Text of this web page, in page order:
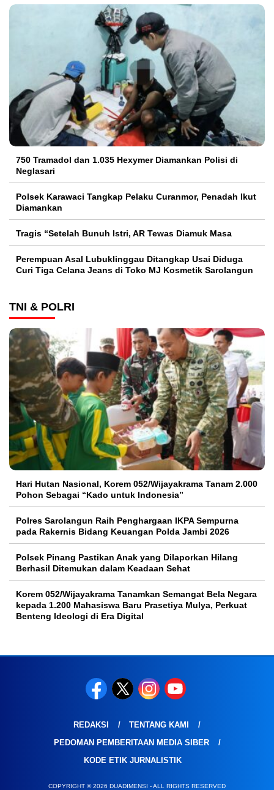
750 Tramadol dan 1.035 Hexymer Diamankan Polisi di
Neglasari
Polsek Karawaci Tangkap Pelaku Curanmor, Penadah Ikut
Diamankan
Tragis “Setelah Bunuh Istri, AR Tewas Diamuk Masa
Perempuan Asal Lubuklinggau Ditangkap Usai Diduga
Curi Tiga Celana Jeans di Toko MJ Kosmetik Sarolangun
TNI & POLRI
Hari Hutan Nasional, Korem 052/Wijayakrama Tanam 2.000
Pohon Sebagai “Kado untuk Indonesia”
Polres Sarolangun Raih Penghargaan IKPA Sempurna
pada Rakernis Bidang Keuangan Polda Jambi 2026
Polsek Pinang Pastikan Anak yang Dilaporkan Hilang
Berhasil Ditemukan dalam Keadaan Sehat
Korem 052/Wijayakrama Tanamkan Semangat Bela Negara
kepada 1.200 Mahasiswa Baru Prasetiya Mulya, Perkuat
Benteng Ideologi di Era Digital
REDAKSI
TENTANG KAMI
PEDOMAN PEMBERITAAN MEDIA SIBER
KODE ETIK JURNALISTIK
COPYRIGHT © 2026 DUADIMENSI - ALL RIGHTS RESERVED